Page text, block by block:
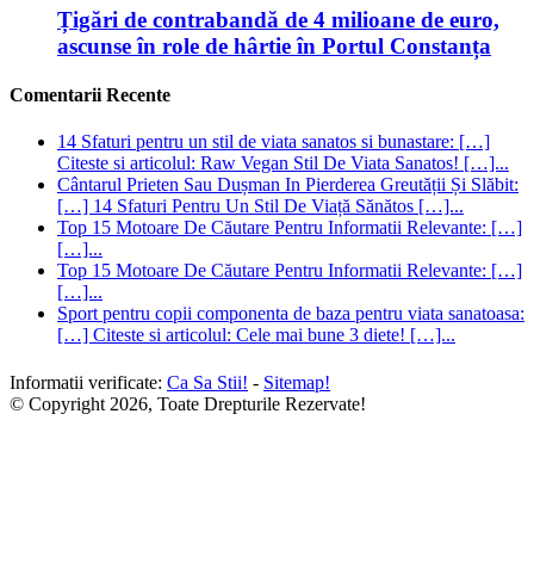
Țigări de contrabandă de 4 milioane de euro,
ascunse în role de hârtie în Portul Constanța
Comentarii Recente
14 Sfaturi pentru un stil de viata sanatos si bunastare: […]
Citeste si articolul: Raw Vegan Stil De Viata Sanatos! […]...
Cântarul Prieten Sau Dușman In Pierderea Greutății Și Slăbit:
[…] 14 Sfaturi Pentru Un Stil De Viață Sănătos […]...
Top 15 Motoare De Căutare Pentru Informatii Relevante: […]
[…]...
Top 15 Motoare De Căutare Pentru Informatii Relevante: […]
[…]...
Sport pentru copii componenta de baza pentru viata sanatoasa:
[…] Citeste si articolul: Cele mai bune 3 diete! […]...
Informatii verificate: Ca Sa Stii! - Sitemap!
© Copyright 2026, Toate Drepturile Rezervate!